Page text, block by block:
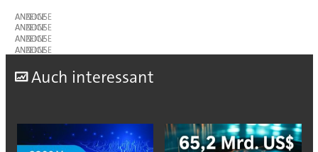
ANZEIGE
ANZEIGE
ANZEIGE
ANZEIGE
Auch interessant